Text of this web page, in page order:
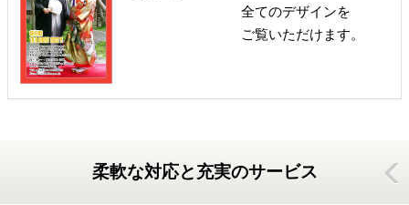
全てのデザインを
ご覧いただけます。
柔軟な対応と充実のサービス